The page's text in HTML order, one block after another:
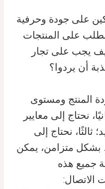
على جودة وحرفية
على المنتجات
يجب على تجار
أن يردوا؟
المنتج ومستوى
نحتاج إلى معايير
ثالثًا، نحتاج إلى
بشكل متزامن، يمكن
جميع هذه
الاتصال: